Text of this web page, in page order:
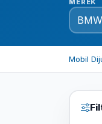
MEREK
Mobil